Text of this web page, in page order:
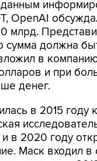
млрд.
сумма должна
в
и при
денег.
в 2015 году
в 2020 году
Маск входил в
но в 2018